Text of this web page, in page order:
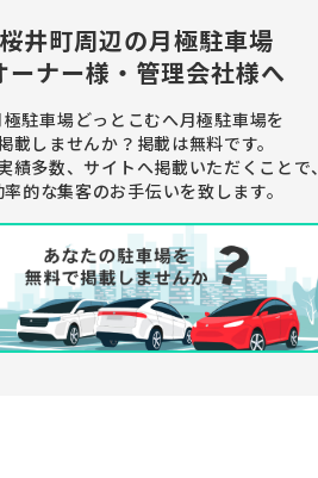
井町周辺の月極駐車場
ーナー様・管理会社様へ
極駐車場どっとこむへ月極駐車場を
載しませんか？ 掲載は無料です。
績多数、サイトへ掲載いただくことで、
率的な集客のお手伝いを致します。